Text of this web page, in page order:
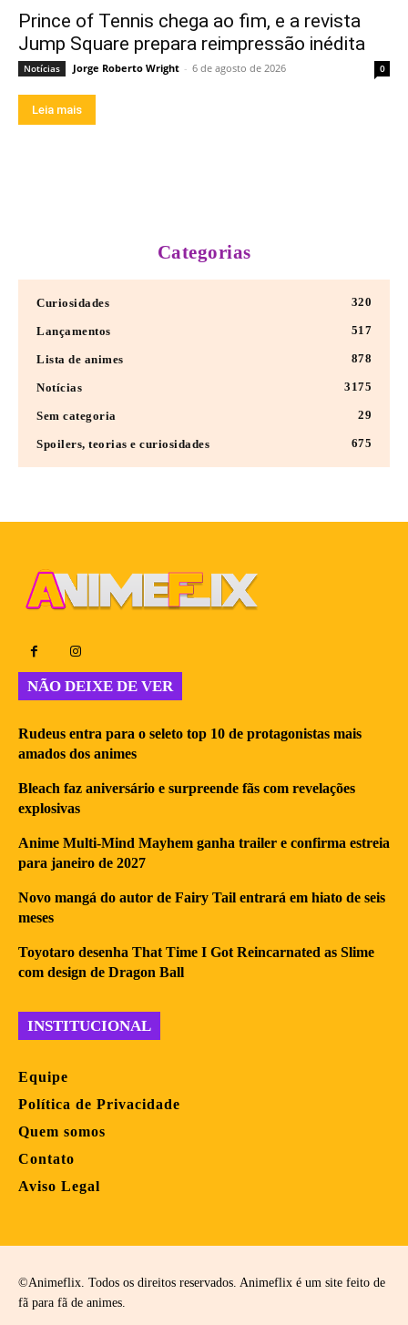
Prince of Tennis chega ao fim, e a revista
Jump Square prepara reimpressão inédita
Notícias Jorge Roberto Wright - 6 de agosto de 2026 0
Leia mais
Categorias
Curiosidades 320
Lançamentos 517
Lista de animes 878
Notícias 3175
Sem categoria 29
Spoilers, teorias e curiosidades 675
NÃO DEIXE DE VER
Rudeus entra para o seleto top 10 de protagonistas mais
amados dos animes
Bleach faz aniversário e surpreende fãs com revelações
explosivas
Anime Multi-Mind Mayhem ganha trailer e confirma estreia
para janeiro de 2027
Novo mangá do autor de Fairy Tail entrará em hiato de seis
meses
Toyotaro desenha That Time I Got Reincarnated as Slime
com design de Dragon Ball
INSTITUCIONAL
Equipe
Política de Privacidade
Quem somos
Contato
Aviso Legal
©Animeflix. Todos os direitos reservados. Animeflix é um site feito de
fã para fã de animes.